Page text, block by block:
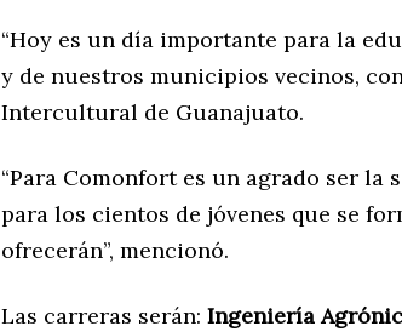
“Hoy es un día importante para la
y de nuestros municipios vecinos,
Intercultural de Guanajuato.
“Para Comonfort es un agrado ser la
para los cientos de jóvenes que se
ofrecerán”, mencionó.
Las carreras serán: Ingeniería